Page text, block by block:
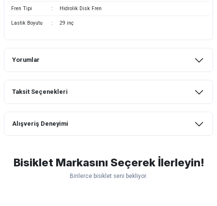
Fren Tipi : Hidrolik Disk Fren
Lastik Boyutu : 29 inç
Yorumlar
Taksit Seçenekleri
Alışveriş Deneyimi
lastik yanak kısmından 3cm yarıldı ama
normal sürüşe uygun
Bisiklet Markasını Seçerek İlerleyin!
Binlerce bisiklet seni bekliyor.